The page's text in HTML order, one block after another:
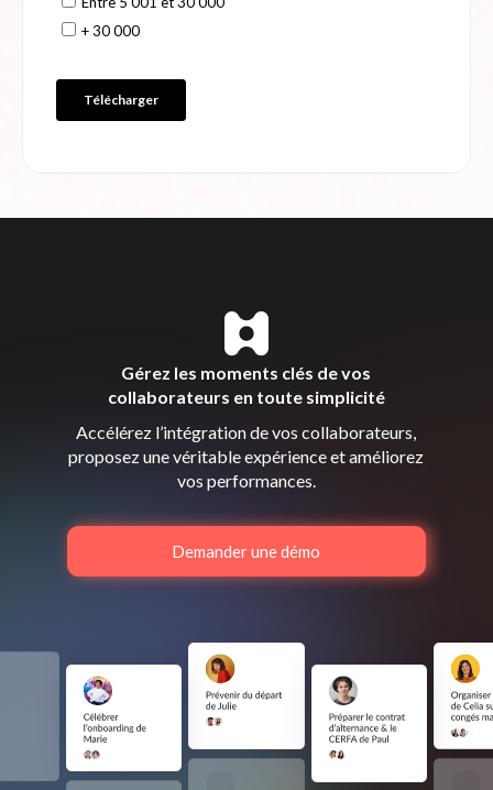
Gérez les moments clés de vos
collaborateurs en toute simplicité
Accélérez l’intégration de vos collaborateurs,
proposez une véritable expérience et améliorez
vos performances.
Demander une démo